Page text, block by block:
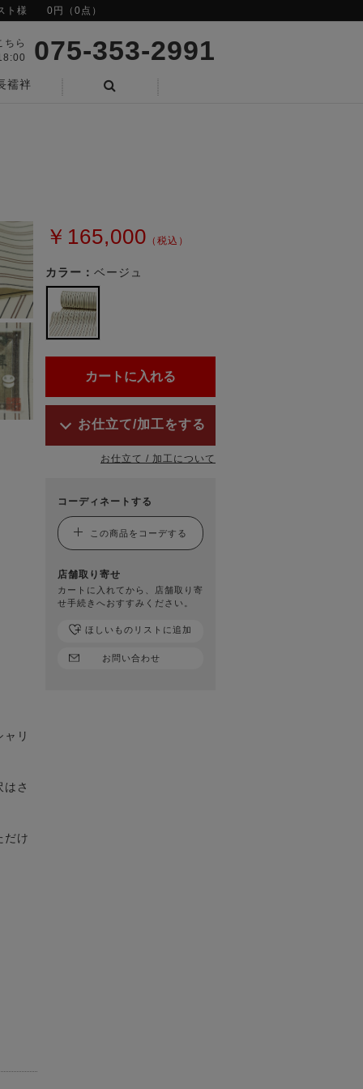
ト様 0円（0点）
ちら
075-353-2991
襦袢
リ
さ
だけ
￥165,000 （税込）
カラー： ベージュ
お仕立て/加工をする
お仕立て / 加工について
コーディネートする
この商品をコーデする
店舗取り寄せ
カートに入れてから、店舗取り寄
せ手続きへおすすみください。
お問い合わせ
ほしいものリストに追加